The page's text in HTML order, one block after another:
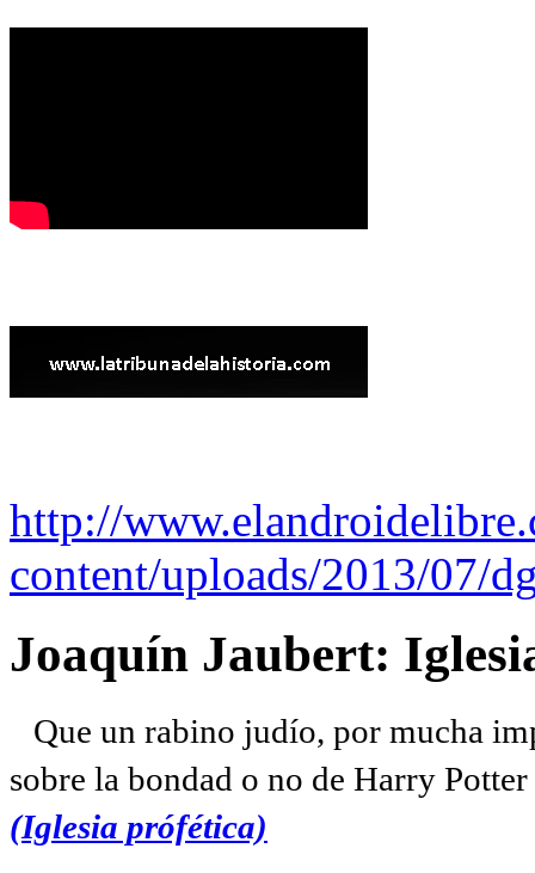
http://
content/uploads/2013/07/
Joaquín Jaubert:
Que un rabino judío, por mucha
sobre la bondad o no de Harry
(Iglesia prófética)